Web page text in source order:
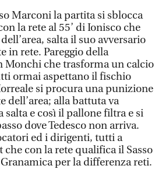
Marconi la partita si sblocca
la rete al 55’ di Ionisco che
salta il suo avversario
in rete. Pareggio della
Monchi che trasforma un calcio
ormai aspettano il fischio
si procura una punizione
dell’area; alla battuta va
salta e così il pallone filtra e si
dove Tedesco non arriva.
ed i dirigenti, tutti a
che con la rete qualifica il Sasso
per la differenza reti.